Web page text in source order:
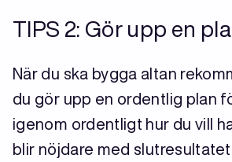
TIPS 2: Gör upp en
När du ska bygga altan
du gör upp en ordentlig plan
igenom ordentligt hur du vill
blir nöjdare med